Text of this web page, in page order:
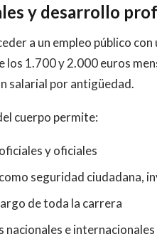
y desarrollo
a un empleo público
1.700 y 2.000 euros
salarial por antigüedad.
cuerpo permite:
y oficiales
seguridad ciudadana,
de toda la carrera
nacionales e internacionales